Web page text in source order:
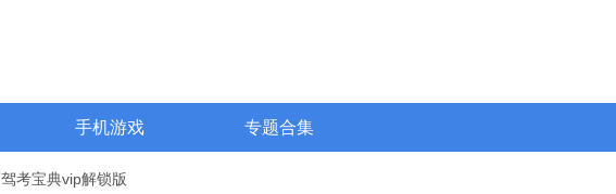
手机游戏 专题合集
驾考宝典vip解锁版